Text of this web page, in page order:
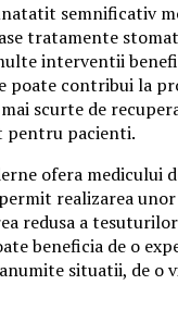
semnificativ
tratamente
interventii
poate contribui la
scurte de
pentru pacienti.
ofera medicului
realizarea
redusa a
beneficia de o
situatii, de o